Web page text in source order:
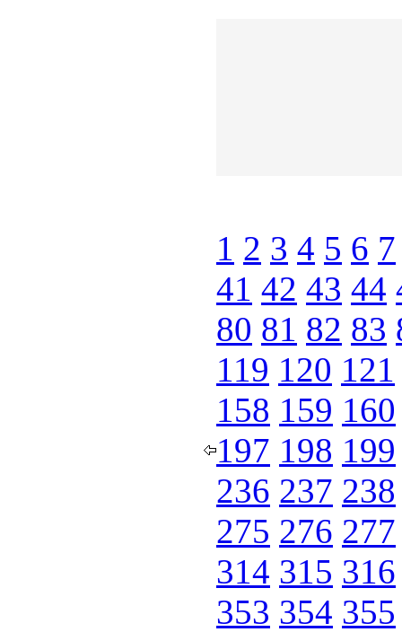
1 2 3 4 5 6 7
41 42 43 44
80 81 82 83
119 120 121
158 159 160
197 198 199
236 237 238
275 276 277
314 315 316
353 354 355